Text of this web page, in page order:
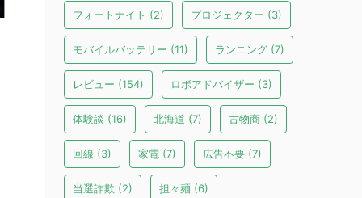
フォートナイト (2) プロジェクター (3)
モバイルバッテリー (11) ランニング (7)
レビュー (154) ロボアドバイザー (3)
体験談 (16) 北海道 (7) 古物商 (2)
回線 (3) 家電 (7) 広告不要 (7)
当選詐欺 (2) 担々麺 (6)